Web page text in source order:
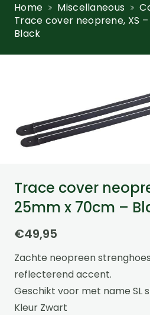
Home Miscellaneous
Trace cover neoprene, XS
Black
Trace cover
25mm x 70cm –
€49,95
Zachte neopreen
reflecterend accent.
Geschikt voor met name SL
Kleur Zwart